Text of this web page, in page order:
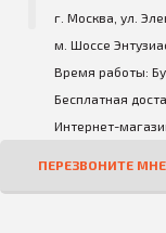
г. Москва, ул.
м. Шоссе
Время работы:
Бесплатная
Интернет-
ПЕРЕЗВОНИТЕ МНЕ